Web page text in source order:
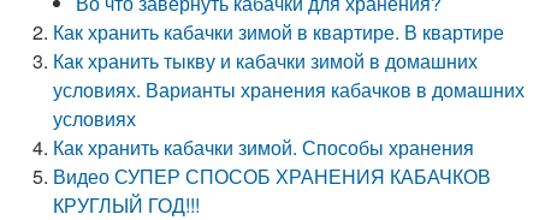
Как хранить кабачки зимой в квартире. В квартире
Как хранить тыкву и кабачки зимой в домашних
условиях. Варианты хранения кабачков в домашних
условиях
Как хранить кабачки зимой. Способы хранения
Видео СУПЕР СПОСОБ ХРАНЕНИЯ КАБАЧКОВ
КРУГЛЫЙ ГОД!!!